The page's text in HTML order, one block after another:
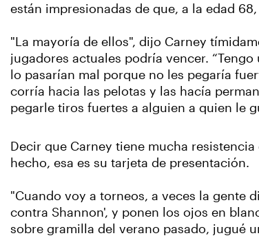
están impresionadas de que, a la edad
"La mayoría de ellos", dijo Carney
jugadores actuales podría vencer.
lo pasarían mal porque no les pegaría
corría hacia las pelotas y las hacía
pegarle tiros fuertes a alguien a quien le
Decir que Carney tiene mucha
hecho, esa es su tarjeta de presentación.
"Cuando voy a torneos, a veces la gente
contra Shannon', y ponen los ojos en
sobre gramilla del verano pasado, jugué